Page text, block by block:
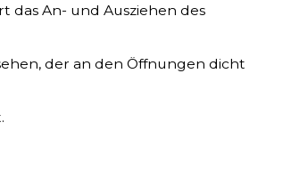
das An- und Ausziehen des
der an den Öffnungen dicht